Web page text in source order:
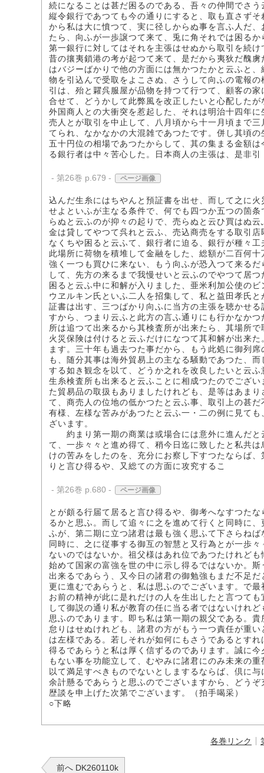
続になることは甚だ困るのである、吾々の仲間でさ
縦令銀行であつても今の通りにすると、取も直さず
から私は大に憤つて、実に径しからぬ事を言ふ人だ
たら、向ふが一歩譲つて来て、兎に角それでは困る
第一銀行に対してはそれを主張はせぬから取引を続
昔の攘夷鎖港の考が起つて来て、是だから夷狄だ醜
はバジーばかりで他の方面には無かつたかと云ふと
物を引込んで受取をよこさぬ、さうして向ふの電報
引は、殆と糶呉服屋が品物を持つて行つて、顧客の
合せて、どうかして此弊風を改正したいと心配した
外国商人との大衝突を惹起した、それは明治十四年
売人とが取引を中止して、八月頃から十一月頃まで
てられ、なかなかの大混雑であつたです。併し其頃
五十円位の相場であつたからして、其の集まる金額
る銀行者は中々苦心した。日本商人の主張は、是非引
- 第26巻 p.679 - ページ画像
込んだ生糸にはちやんと預証書を出せ、而して之に
せよといふが主なる条件で、何でも四つか五つの箇
らぬと云ふのが抑々の起りで、売らぬと云ひ買はぬ
金は貸してやつて呉れと云ふ、売込商売をする取引
なくちや困ると云ふて、銀行者に迫る、銀行が種々
此場所に荷物を積堆して金融をした、総額が二百何
強く一つも買ひに来ない、もう向ふが恐入つて来る
して、先方の来るまで我慢せいと云ふのでやつて居
困ると云ふ中に和解が入りました、亜米利加公使の
ウヱルキン氏といふ二人を招集して、私と益田孝氏
証書は出す、三つばかり向ふに当方の主張を聴かせ
すから、つまり云ふと此方の言ふ通りにも行かなか
所は追つて出来るから其検査所が出来たら、其場所
火災保険は付けると云ふだけになつて其和解が出来
ます。三十年も過去つた事だから、もう此処に御列
も、随分其事は海外貿易上の主なる騒動であつた、
する如き観念を以て、どうか之れを改良したいと云
生糸検査所も出来ると云ふことに相成つたのでござ
た貿易品の取扱もありましたけれども、是等はあま
て、商売人の位地の低かつたと云ふ事、取引上の甚
有様、左様な苦みがあつたと云ふ一・二の例に見て
ざいます。
約まり第一期の商業は或場合には意外に進んだと
て、一歩々々と進め得て、稍今日迄に致したと私共
けの苦みをしたのを、充分にお察し下すつたならば
りと言ひ得るや、又総ての方面に攻究するこ
- 第26巻 p.680 - ページ画像
とが頗る行届て居ると言ひ得るや、御考へなすつた
るかと思ふ。而して追々に之を進めて行くと同時に
ふが、第二期に立つ諸君は最も強く思ふて下さらね
同時に、之に従事する御互の智慧と又行為とが一歩
ないのではないか。祖父様はあれ位であつたけれど
始めて国家の富強を世の中に示し得るではないか。
出来るであらう、又今日の諸君の御勉強もまだ不足
更に進むであらうと、私は思ふのでございます。で
お前の精神が此に是れだけの人を生出したと言つて
して御説の通り私が教育の任に当る者ではないけれ
思ふのであります。即ち私は第一期の親父である。
怠りはせぬけれども、諸君の方がもう一つ責任が重
は左様である。若しそれが如何にもさうであるとす
得るであらうと私は厚く信ずるのであります。誠に
もない事を功能立して、むやみに諸君にのみ未来の
以て満足すべきものでないとしまするならば、倶に
余計懸るであらうと思ふのでございますから、どう
歴談を申上げた次第でございます。（拍手喝采）
○下略
各巻リンク
前へ DK260110k